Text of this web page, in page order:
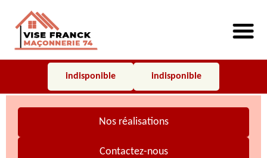
indisponible indisponible
Nos réalisations
Contactez-nous